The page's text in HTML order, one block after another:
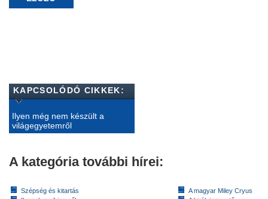
KAPCSOLÓDÓ CIKKEK:
Ilyen még nem készült a
világegyetemről
A kategória további hírei:
Szépség és kitartás
A magyar Miley Cryus